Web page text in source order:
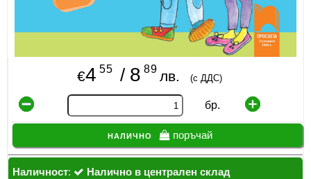
€4 55 / 8 89 лв. (с ДДС)
бр.
налично поръчай
Наличност: Налично в централен склад